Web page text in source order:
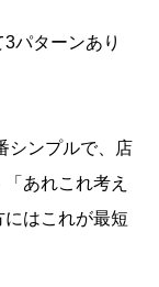
パターンあり
シンプルで、店
あれこれ考え
はこれが最短